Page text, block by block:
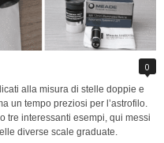
0
alla misura di stelle doppie e
un tempo preziosi per l’astrofilo.
tre interessanti esempi, qui messi
diverse scale graduate.